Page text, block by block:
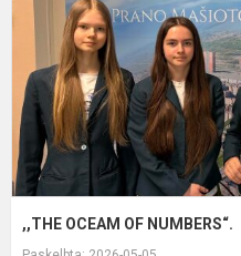
,,THE OCEAM OF NUMBERS“.